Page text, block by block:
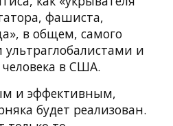
фашиста,
в общем, самого
и
в США.
и эффективным,
будет реализован.